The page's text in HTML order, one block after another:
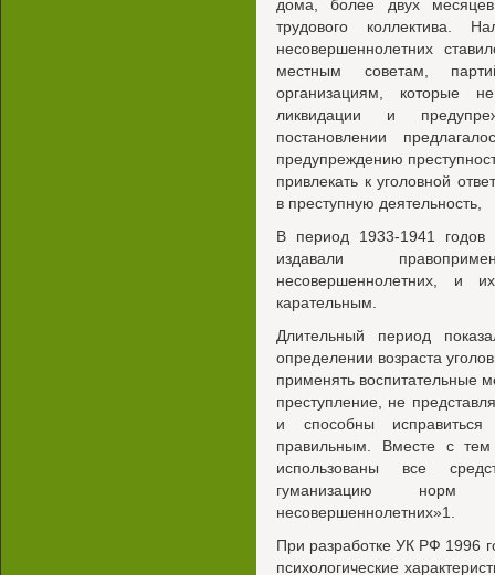
дома, более двух
трудового коллектива.
несовершеннолетних
местным советам,
организациям, которые
ликвидации и
постановлении
предупреждению
привлекать к уголовной
в преступную деятельность,
В период 1933-1941 годов
издавали
несовершеннолетних, и
карательным.
Длительный период
определении возраста
применять воспитательные
преступление, не
и способны исправиться
правильным. Вместе с тем
использованы все
гуманизацию норм
несовершеннолетних»1.
При разработке УК РФ 1996
психологические